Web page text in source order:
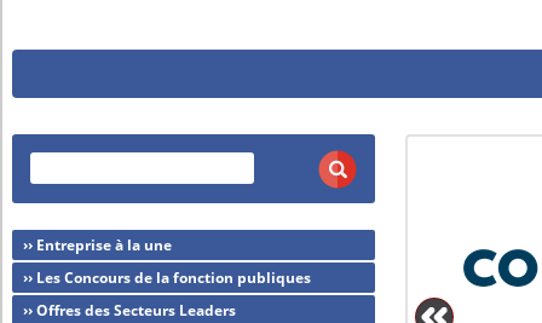
›› Entreprise à la une
›› Les Concours de la fonction publiques
›› Offres des Secteurs Leaders